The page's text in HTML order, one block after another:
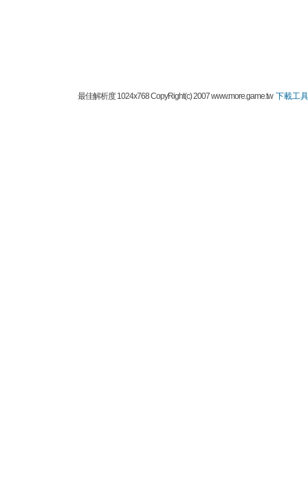
最佳解析度 1024x768 CopyRight(c) 2007 www.more.game.tw下載工